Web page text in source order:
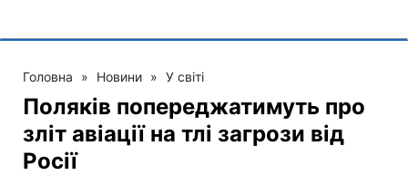
Головна » Новини » У світі
Поляків попереджатимуть про
зліт авіації на тлі загрози від
Росії